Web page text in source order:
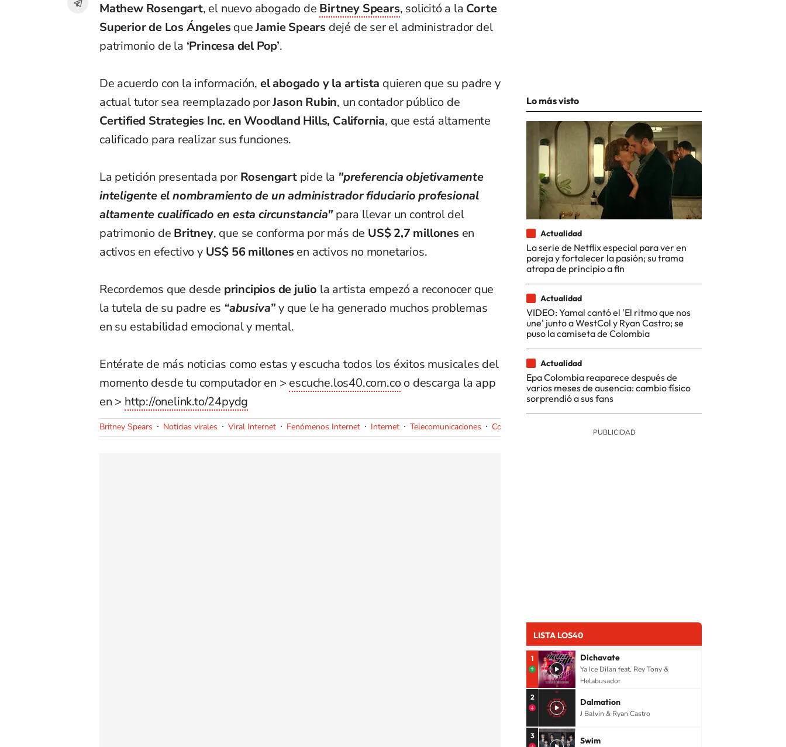
Mathew Rosengart, el nuevo abogado de Birtney Spears, solicitó a la Corte
Superior de Los Ángeles queJamie Spears dejé de ser el administrador del
patrimonio de la ‘Princesa del Pop’.
De acuerdo con la información, el abogado y la artista quieren que su padre y
actual tutor sea reemplazado porJason Rubin, un contador público de
Certified Strategies Inc. en Woodland Hills, California, que está altamente
calificado para realizar sus funciones.
La petición presentada por Rosengartpide la "preferencia objetivamente
inteligente el nombramiento de un administrador fiduciario profesional
altamente cualificado en esta circunstancia"para llevar un control del
patrimonio de Britney, que se conforma por más de US$ 2,7 millones en
activos en efectivo y US$ 56 millones en activos no monetarios.
Recordemos que desde principios de julio la artista empezó a reconocer que
la tutela de su padre es “abusiva”y que le ha generado muchos problemas
en su estabilidad emocional y mental.
Entérate de más noticias como estas y escucha todos los éxitos musicales del
momento desde tu computador en > escuche.los40.com.coo descarga la app
en > http://onelink.to/24pydg
Britney Spears Noticias virales Viral Internet Fenómenos Internet Internet Telecomunicaciones Comunicaciones
Lo más visto
Actualidad
La serie de Netflix especial para ver en
pareja y fortalecer la pasión; su trama
atrapa de principio a fin
Actualidad
VIDEO: Yamal cantó el 'El ritmo que nos
une' junto a WestCol y Ryan Castro; se
puso la camiseta de Colombia
Actualidad
Epa Colombia reaparece después de
varios meses de ausencia: cambio físico
sorprendió a sus fans
LISTA LOS40
1 Dichavate
Ya Ice Dilan feat. Rey Tony &
Helabusador
2 Dalmation
J Balvin & Ryan Castro
3 Swim